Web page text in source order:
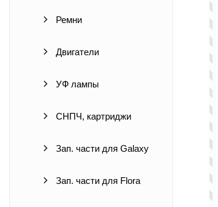
Ремни
Двигатели
УФ лампы
СНПЧ, картриджи
Зап. части для Galaxy
Зап. части для Flora